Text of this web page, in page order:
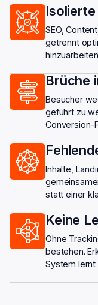
SEO,
getrennt
Brüche
Besucher
geführt zu
Conversion-
Inhalte,
statt einer
Keine
Ohne
bestehen.
System lernt